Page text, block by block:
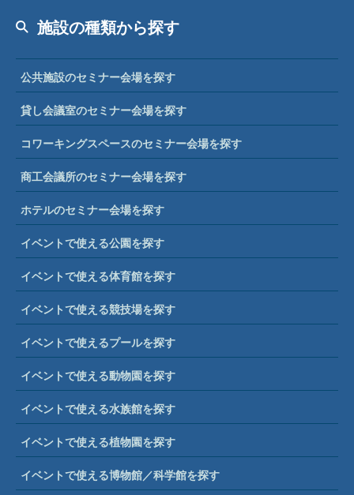
施設の種類から探す
公共施設のセミナー会場を探す
貸し会議室のセミナー会場を探す
コワーキングスペースのセミナー会場を探す
商工会議所のセミナー会場を探す
ホテルのセミナー会場を探す
イベントで使える公園を探す
イベントで使える体育館を探す
イベントで使える競技場を探す
イベントで使えるプールを探す
イベントで使える動物園を探す
イベントで使える水族館を探す
イベントで使える植物園を探す
イベントで使える博物館／科学館を探す